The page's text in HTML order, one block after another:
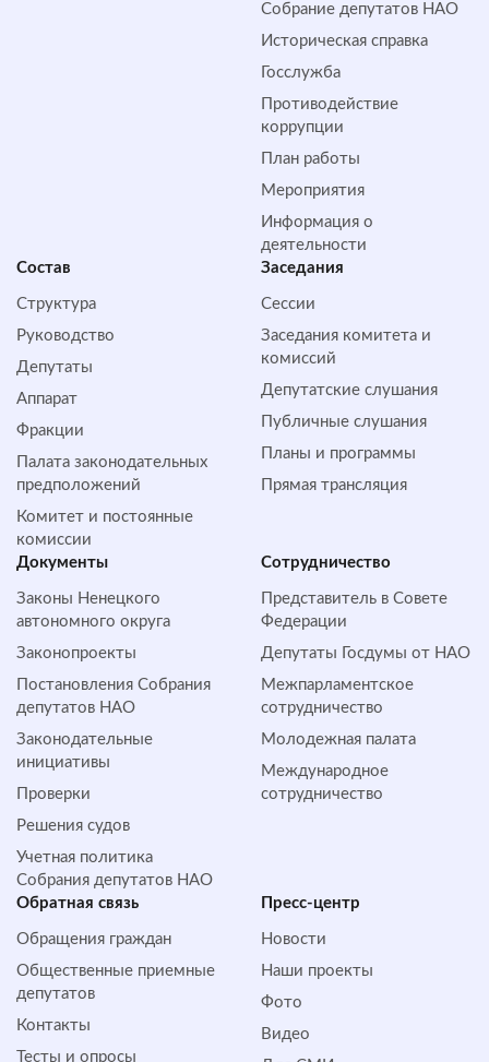
Собрание депутатов НАО
Историческая справка
Госслужба
Противодействие
коррупции
План работы
Мероприятия
Информация о
деятельности
Состав
Структура
Руководство
Депутаты
Аппарат
Фракции
Палата законодательных
предположений
Комитет и постоянные
комиссии
Заседания
Сессии
Заседания комитета и
комиссий
Депутатские слушания
Публичные слушания
Планы и программы
Прямая трансляция
Документы
Законы Ненецкого
автономного округа
Законопроекты
Постановления Собрания
депутатов НАО
Законодательные
инициативы
Проверки
Решения судов
Учетная политика
Собрания депутатов НАО
Сотрудничество
Представитель в Совете
Федерации
Депутаты Госдумы от НАО
Межпарламентское
сотрудничество
Молодежная палата
Международное
сотрудничество
Обратная cвязь
Обращения граждан
Общественные приемные
депутатов
Контакты
Тесты и опросы
Пресс-центр
Новости
Наши проекты
Фото
Видео